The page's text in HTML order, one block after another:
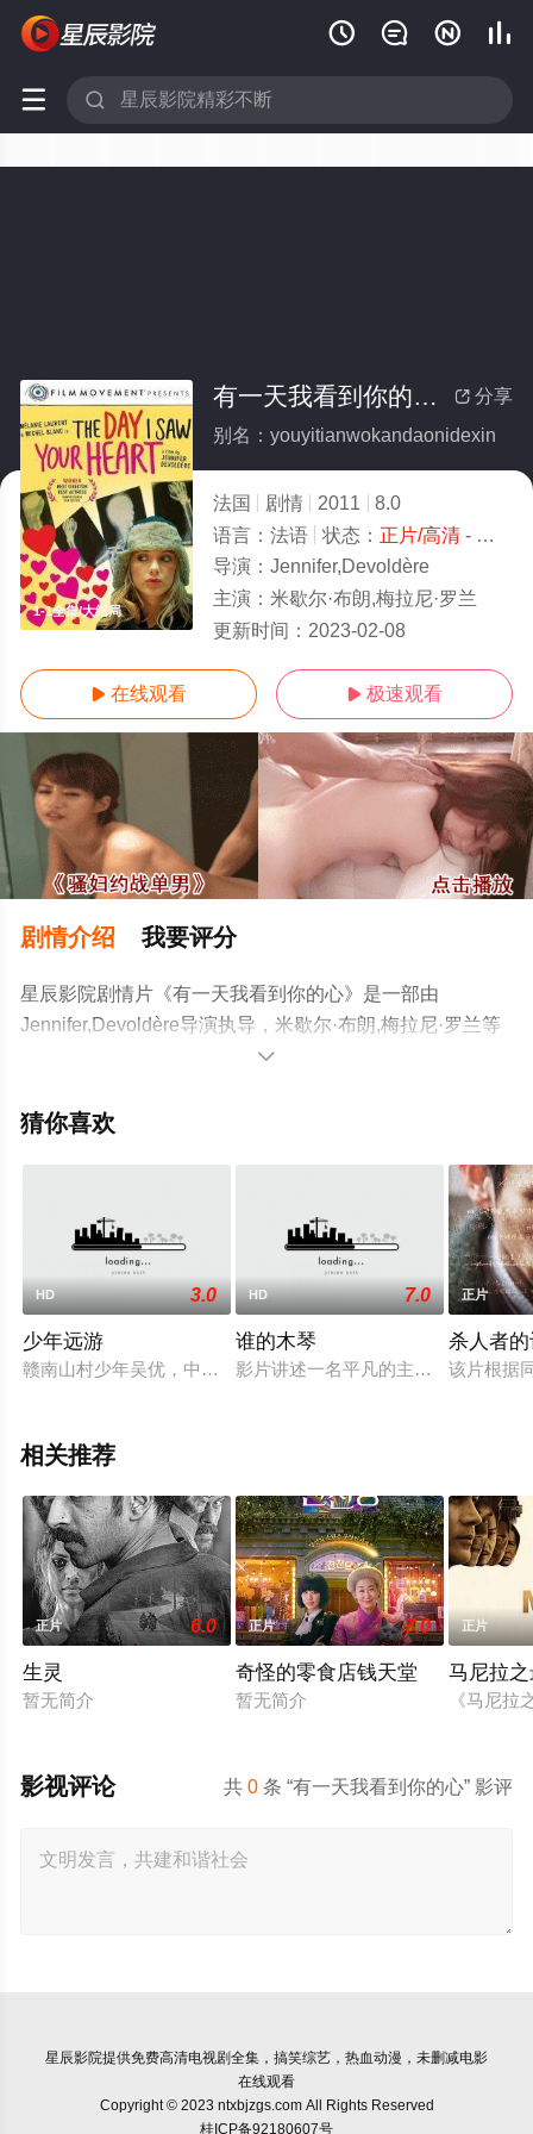
   
 
1-1全集/大结局
 分享
有一天我看到你的心(全集)
别名：youyitianwokandaonidexin
法国 剧情 2011
8.0
语言： 法语 状态： 正片/高清- 免费在线观看
导演： Jennifer,Devoldère
主演： 米歇尔·布朗,梅拉尼·罗兰
更新时间： 2023-02-08
 在线观看  极速观看
剧情介绍 我要评分
星辰影院剧情片《有一天我看到你的心》是一部由
Jennifer,Devoldère导演执导，米歇尔·布朗,梅拉尼·罗兰等
演员精彩演绎的法国电影，大结局剧情已揭晓（1-1全
影视，更多相关信息可移步至豆瓣电影、电视猫或剧情网

猜你喜欢
HD 3.0
少年远游
赣南山村少年吴优，中学毕业之后辍学在家，少年对外面世界
HD 7.0
谁的木琴
影片讲述一名平凡的主妇收到一封来
正片
杀人者
该片根据
相关推荐
正片 6.0
生灵
暂无简介
正片 7.0
奇怪的零食店钱天堂
暂无简介
正片
马尼拉
《马尼拉
共0 条 “有一天我看到你的心” 影评
影视评论
星辰影院提供免费高清电视剧全集，搞笑综艺，热血动漫，未删减电影
在线观看
Copyright © 2023 ntxbjzgs.com All Rights Reserved
桂ICP备92180607号